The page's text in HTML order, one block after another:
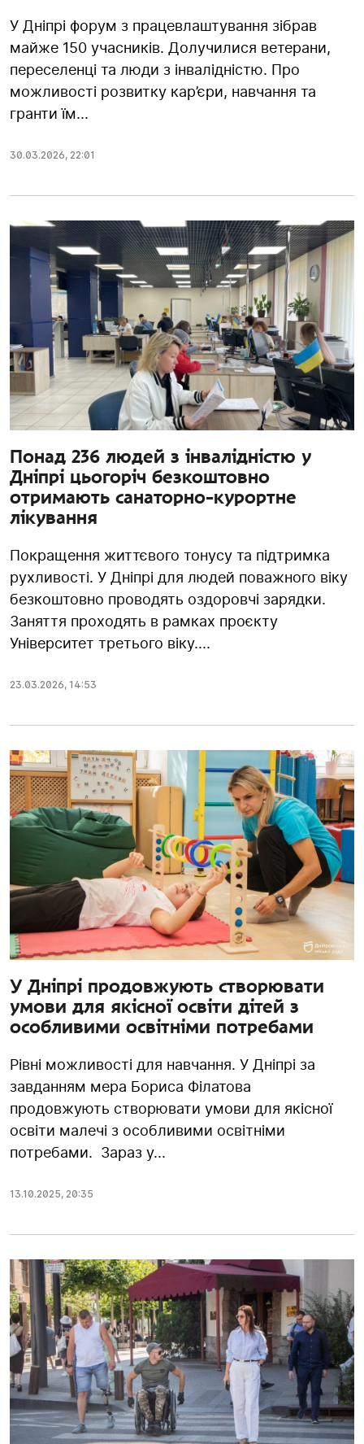
У Дніпрі форум з працевлаштування зібрав
майже 150 учасників. Долучилися ветерани,
переселенці та люди з інвалідністю. Про
можливості розвитку кар’єри, навчання та
гранти їм...
30.03.2026, 22:01
Понад 236 людей з інвалідністю у
Дніпрі цьогоріч безкоштовно
отримають санаторно-курортне
лікування
Покращення життєвого тонусу та підтримка
рухливості. У Дніпрі для людей поважного віку
безкоштовно проводять оздоровчі зарядки.
Заняття проходять в рамках проєкту
Університет третього віку....
23.03.2026, 14:53
У Дніпрі продовжують створювати
умови для якісної освіти дітей з
особливими освітніми потребами
Рівні можливості для навчання. У Дніпрі за
завданням мера Бориса Філатова
продовжують створювати умови для якісної
освіти малечі з особливими освітніми
потребами. Зараз у...
13.10.2025, 20:35